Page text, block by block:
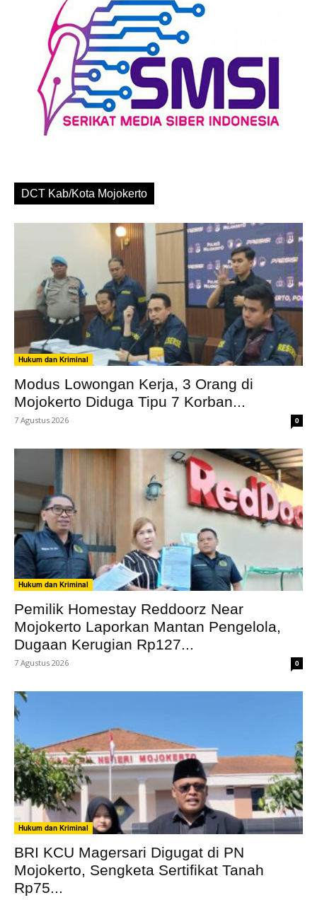
DCT Kab/Kota Mojokerto
Hukum dan Kriminal
Modus Lowongan Kerja, 3 Orang di
Mojokerto Diduga Tipu 7 Korban...
7 Agustus 2026 0
Hukum dan Kriminal
Pemilik Homestay Reddoorz Near
Mojokerto Laporkan Mantan Pengelola,
Dugaan Kerugian Rp127...
7 Agustus 2026 0
Hukum dan Kriminal
BRI KCU Magersari Digugat di PN
Mojokerto, Sengketa Sertifikat Tanah
Rp75...